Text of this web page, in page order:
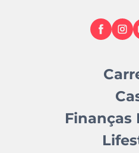
Finanças